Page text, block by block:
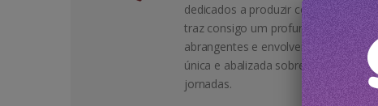
dedicados a produzir conteúdo de
traz consigo um profundo
abrangentes e envolventes para os
única e abalizada sobre destinos,
jornadas.